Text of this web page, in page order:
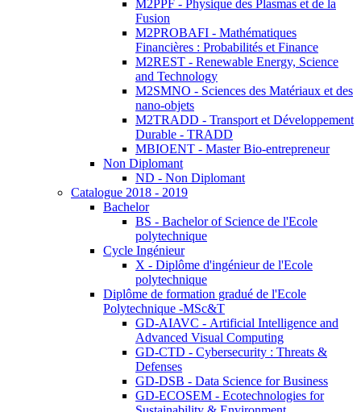
M2PPF - Physique des Plasmas et de la
Fusion
M2PROBAFI - Mathématiques
Financières : Probabilités et Finance
M2REST - Renewable Energy, Science
and Technology
M2SMNO - Sciences des Matériaux et des
nano-objets
M2TRADD - Transport et Développement
Durable - TRADD
MBIOENT - Master Bio-entrepreneur
Non Diplomant
ND - Non Diplomant
Catalogue 2018 - 2019
Bachelor
BS - Bachelor of Science de l'Ecole
polytechnique
Cycle Ingénieur
X - Diplôme d'ingénieur de l'Ecole
polytechnique
Diplôme de formation gradué de l'Ecole
Polytechnique -MSc&T
GD-AIAVC - Artificial Intelligence and
Advanced Visual Computing
GD-CTD - Cybersecurity : Threats &
Defenses
GD-DSB - Data Science for Business
GD-ECOSEM - Ecotechnologies for